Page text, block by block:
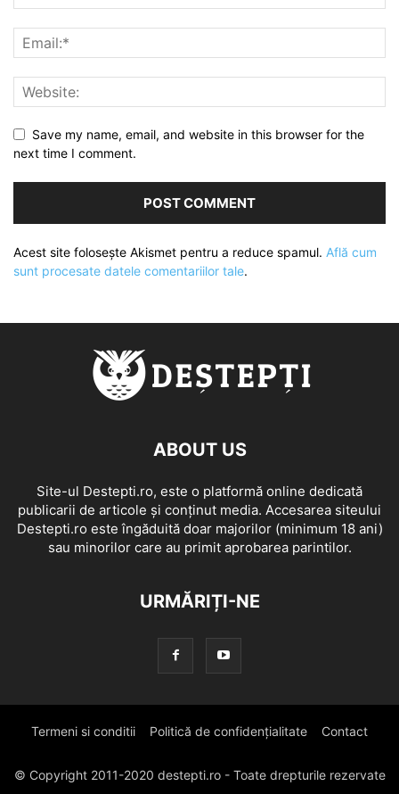
Save my name, email, and website in this browser for the
next time I comment.
Acest site folosește Akismet pentru a reduce spamul. Află cum
sunt procesate datele comentariilor tale.
ABOUT US
Site-ul Destepti.ro, este o platformă online dedicată
publicarii de articole și conținut media. Accesarea siteului
Destepti.ro este îngăduită doar majorilor (minimum 18 ani)
sau minorilor care au primit aprobarea parintilor.
URMĂRIȚI-NE
Termeni si conditii Politică de confidențialitate Contact
© Copyright 2011-2020 destepti.ro - Toate drepturile rezervate